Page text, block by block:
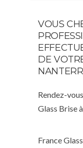
VOUS
DE
Rendez-
Glass Brise
France